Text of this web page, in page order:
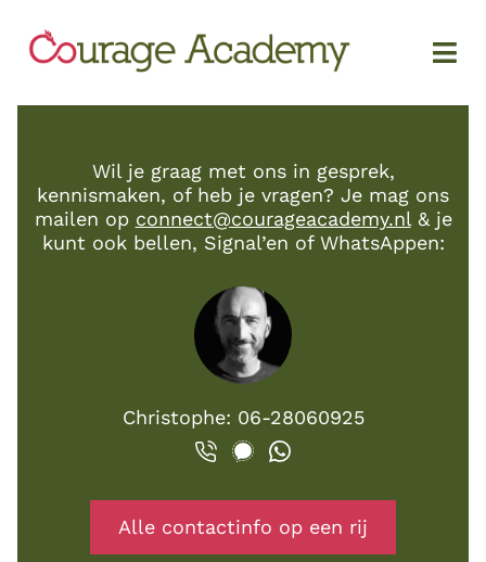
Wil je graag met ons in gesprek,
kennismaken, of heb je vragen? Je mag ons
mailen op connect@courageacademy.nl& je
kunt ook bellen, Signal’en of WhatsAppen:
Christophe: 06-28060925
Alle contactinfo op een rij